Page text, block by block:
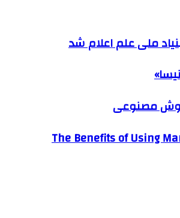
ملی علم اعلام شد
مصنوعی
The Benefits of Using